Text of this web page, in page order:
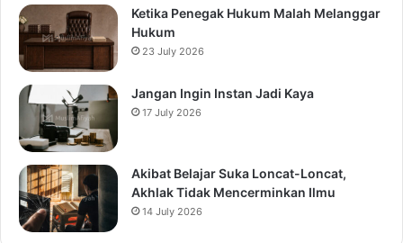
Ketika Penegak Hukum Malah Melanggar
Hukum
23 July 2026
Jangan Ingin Instan Jadi Kaya
17 July 2026
Akibat Belajar Suka Loncat-Loncat,
Akhlak Tidak Mencerminkan Ilmu
14 July 2026